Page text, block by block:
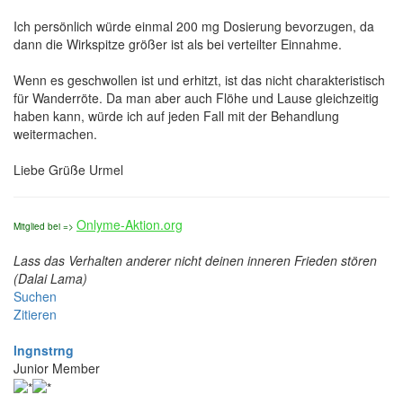
Ich persönlich würde einmal 200 mg Dosierung bevorzugen, da
dann die Wirkspitze größer ist als bei verteilter Einnahme.
Wenn es geschwollen ist und erhitzt, ist das nicht charakteristisch
für Wanderröte. Da man aber auch Flöhe und Lause gleichzeitig
haben kann, würde ich auf jeden Fall mit der Behandlung
weitermachen.
Liebe Grüße Urmel
Mitglied bei => Onlyme-Aktion.org
Lass das Verhalten anderer nicht deinen inneren Frieden stören
(Dalai Lama)
Suchen
Zitieren
lngnstrng
Junior Member